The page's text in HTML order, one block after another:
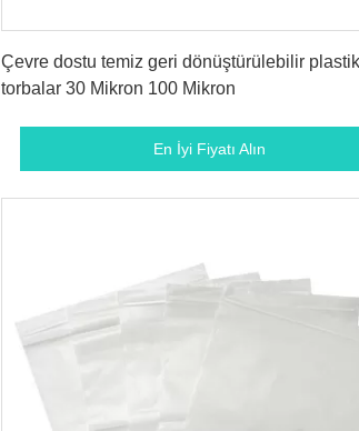
Çevre dostu temiz geri dönüştürülebilir plastik
torbalar 30 Mikron 100 Mikron
En İyi Fiyatı Alın